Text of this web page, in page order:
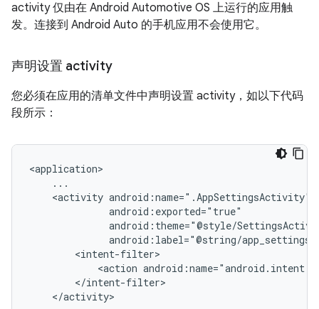
activity 仅由在 Android Automotive OS 上运行的应用触
发。连接到 Android Auto 的手机应用不会使用它。
声明设置 activity
您必须在应用的清单文件中声明设置 activity，如以下代码
段所示：
<activity
<action